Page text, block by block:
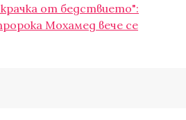
от бедствието":
Мохамед вече се